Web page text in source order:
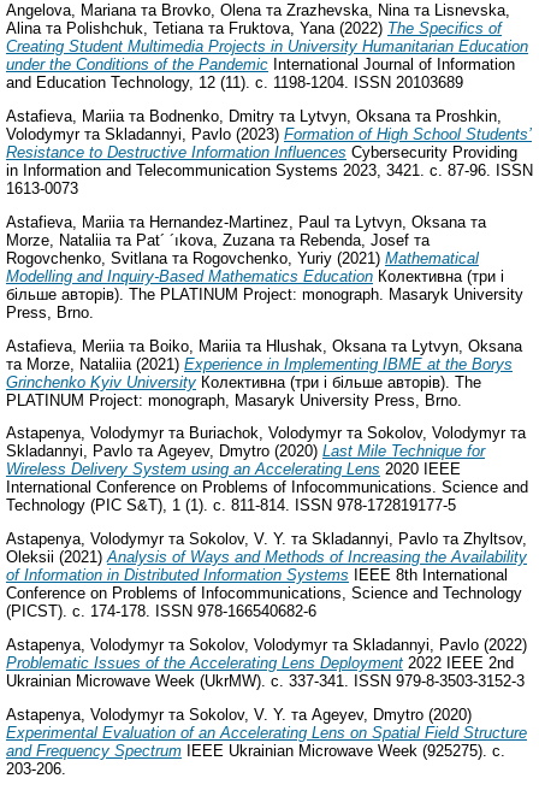
Angelova, Marianaта Brovko, Olenaта Zrazhevska, Ninaта Lisnevska,
Alinaта Polishchuk, Tetianaта Fruktova, Yana(2022) The Specifics of
Creating Student Multimedia Projects in University Humanitarian Education
under the Conditions of the Pandemic International Journal of Information
and Education Technology, 12 (11). с. 1198-1204. ISSN 20103689
Astafieva, Mariiaта Bodnenko, Dmitry та Lytvyn, Oksanaта Proshkin,
Volodymyrта Skladannyi, Pavlo (2023) Formation of High School Students’
Resistance to Destructive Information Influences Cybersecurity Providing
in Information and Telecommunication Systems 2023, 3421. с. 87-96. ISSN
1613-0073
Astafieva, Mariia та Hernandez-Martinez, Paul та Lytvyn, Oksana та
Morze, Nataliia та Pat´ ´ıkova, Zuzana та Rebenda, Josef та
Rogovchenko, Svitlana та Rogovchenko, Yuriy (2021) Mathematical
Modelling and Inquiry-Based Mathematics Education Колективна (три і
більше авторів). The PLATINUM Project: monograph. Masaryk University
Press, Brno.
Astafieva, Meriia та Boiko, Mariia та Hlushak, Oksana та Lytvyn, Oksana
та Morze, Nataliia (2021) Experience in Implementing IBME at the Borys
Grinchenko Kyiv University Колективна (три і більше авторів). The
PLATINUM Project: monograph, Masaryk University Press, Brno.
Astapenya, Volodymyrта Buriachok, Volodymyrта Sokolov, Volodymyrта
Skladannyi, Pavlo та Ageyev, Dmytro (2020) Last Mile Technique for
Wireless Delivery System using an Accelerating Lens 2020 IEEE
International Conference on Problems of Infocommunications. Science and
Technology (PIC S&T), 1 (1). с. 811-814. ISSN 978-172819177-5
Astapenya, Volodymyrта Sokolov, V. Y. та Skladannyi, Pavlo та Zhyltsov,
Oleksii (2021)Analysis of Ways and Methods of Increasing the Availability
of Information in Distributed Information Systems IEEE 8th International
Conference on Problems of Infocommunications, Science and Technology
(PICST). с. 174-178. ISSN 978-166540682-6
Astapenya, Volodymyrта Sokolov, Volodymyrта Skladannyi, Pavlo (2022)
Problematic Issues of the Accelerating Lens Deployment 2022 IEEE 2nd
Ukrainian Microwave Week (UkrMW). с. 337-341. ISSN 979-8-3503-3152-3
Astapenya, Volodymyrта Sokolov, V. Y. та Ageyev, Dmytro (2020)
Experimental Evaluation of an Accelerating Lens on Spatial Field Structure
and Frequency Spectrum IEEE Ukrainian Microwave Week (925275). с.
203-206.